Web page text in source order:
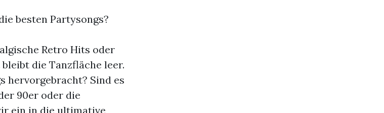
Retro Hits oder
die Tanzfläche leer.
hervorgebracht? Sind es
90er oder die
ein in die ultimative